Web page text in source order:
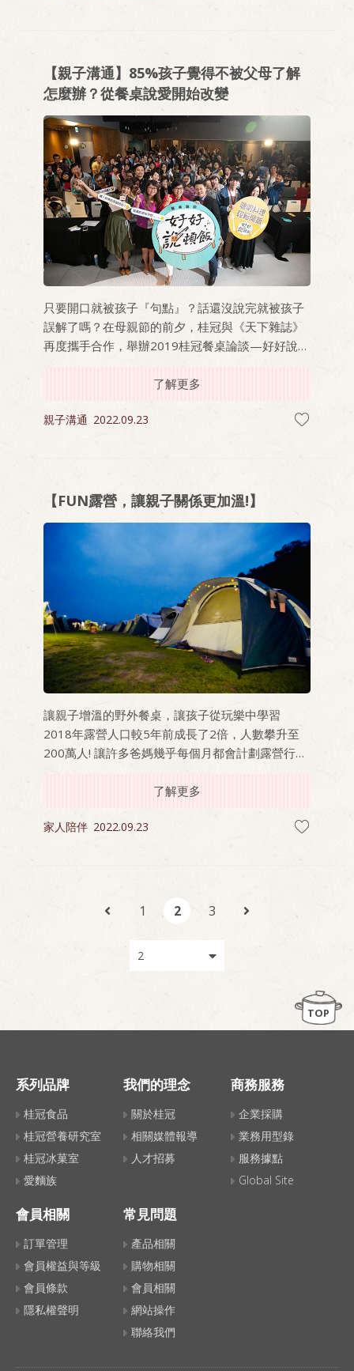
【親子溝通】85%孩子覺得不被父母了解
怎麼辦？從餐桌說愛開始改變
只要開口就被孩子『句點』？話還沒說完就被孩子
誤解了嗎？在母親節的前夕，桂冠與《天下雜誌》
再度攜手合作，舉辦2019桂冠餐桌論談—好好說頓
飯活動，現場邀請了兩百位帶著孩子參與的爸媽，
共同探討當孩子變成省話一哥、沉默一姐時，該怎
麼激起親子談話的火花。
了解更多
親子溝通 2022.09.23
【FUN露營，讓親子關係更加溫!】
讓親子增溫的野外餐桌，讓孩子從玩樂中學習
2018年露營人口較5年前成長了2倍，人數攀升至
200萬人! 讓許多爸媽幾乎每個月都會計劃露營行程
讓孩子出外放電，一露營就上癮!
了解更多
家人陪伴 2022.09.23
1 2 3
TOP
系列品牌
桂冠食品
桂冠營養研究室
桂冠冰菓室
愛麵族
我們的理念
關於桂冠
相關媒體報導
人才招募
商務服務
企業採購
業務用型錄
服務據點
Global Site
會員相關
訂單管理
會員權益與等級
會員條款
隱私權聲明
常見問題
產品相關
購物相關
會員相關
網站操作
聯絡我們